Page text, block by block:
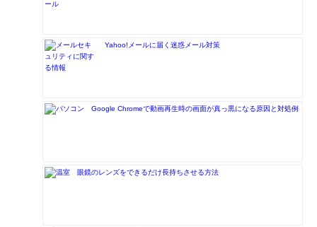
Yahoo!メールに届く迷惑メール対策
Google Chromeで動画再生時の画面が真っ黒になる原因と対処例
眼鏡のレンズをできるだけ長持ちさせる方法